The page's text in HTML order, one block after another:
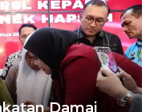
Damai